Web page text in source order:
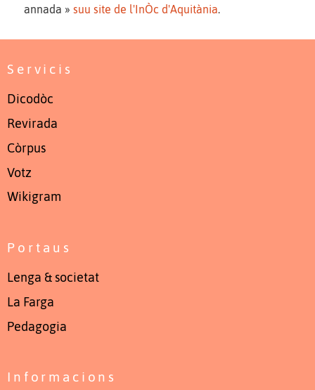
annada » suu site de l'InÒc d'Aquitània.
Servicis
Dicodòc
Revirada
Còrpus
Votz
Wikigram
Portaus
Lenga & societat
La Farga
Pedagogia
Informacions